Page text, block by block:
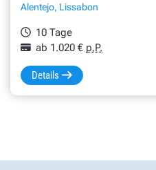
Alentejo, Lissabon
10 Tage
ab 1.020 € p.P.
Details